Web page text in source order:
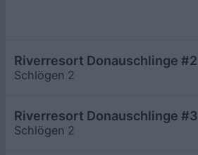
Riverresort Donauschlinge #2
Schlögen 2
Riverresort Donauschlinge #3
Schlögen 2